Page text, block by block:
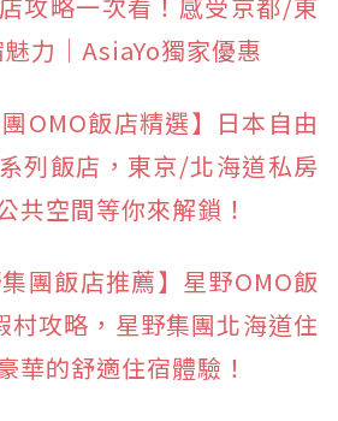
力｜AsiaYo獨家優惠
OMO飯店精選】日本自由
列飯店，東京/北海道私房
共空間等你來解鎖！
團飯店推薦】星野OMO飯
攻略，星野集團北海道住
華的舒適住宿體驗！